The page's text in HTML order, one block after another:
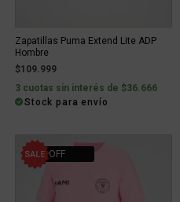
Zapatillas Puma Extend Lite ADP
Hombre
$109.999
3 cuotas sin interés de $36.666
Stock para envío
55% OFF